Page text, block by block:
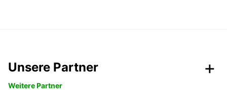
Unsere Partner
Weitere Partner